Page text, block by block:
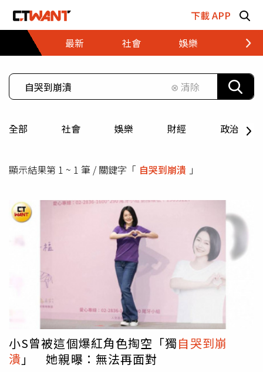
下載 APP
最新
社會 娛樂 財經
⊗ 清除
全部 社會 娛樂 財經 政治
顯示結果第 1 ~ 1 筆 / 關鍵字「 自哭到崩潰 」
小S曾被這個爆紅角色掏空「獨自哭到崩
潰 」 她親曝：無法再面對